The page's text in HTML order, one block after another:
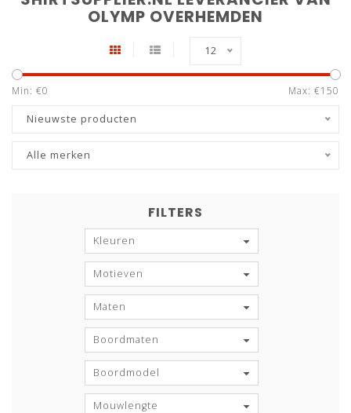
OLYMP OVERHEMDEN
12
Min: €0 Max: €150
Nieuwste producten
Alle merken
FILTERS
Kleuren
Motieven
Maten
Boordmaten
Boordmodel
Mouwlengte